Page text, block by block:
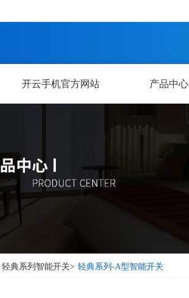
开云手机官方网站 产品中心
轻典系列智能开关> 轻典系列-A型智能开关